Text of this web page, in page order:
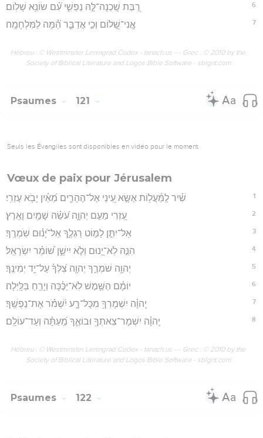
6 רַ֭בַּת שָֽׁכְנָה־לָּ֣הּ נַפְשִׁ֑י עִ֝֗ם שׂוֹנֵ֥א שָׁלֽוֹם׃
7 אֲ‍ֽנִי־שָׁ֭לוֹם וְכִ֣י אֲדַבֵּ֑ר הֵ֝֗מָּה לַמִּלְחָמָֽה׃
Hébreu : © Westminster Leningrad Codex - tanach.us --- Grec : © 2010 by the
Society of Biblical Literature and Logos Bible Software - sblgnt.com
Psaumes 121
Seuls les Évangiles sont disponibles en vidéo pour le moment.
Vœux de paix pour Jérusalem
1 שִׁ֗יר לַֽמַּ֫עֲל֥וֹת אֶשָּׂ֣א עֵ֭ינַי אֶל־הֶהָרִ֑ים מֵ֝אַ֗יִן יָבֹ֥א עֶזְרִֽי׃
2 עֶ֭זְרִי מֵעִ֣ם יְהוָ֑ה עֹ֝שֵׂ֗ה שָׁמַ֥יִם וָאָֽרֶץ׃
3 אַל־יִתֵּ֣ן לַמּ֣וֹט רַגְלֶ֑ךָ אַל־יָ֝נ֗וּם שֹֽׁמְרֶֽךָ׃
4 הִנֵּ֣ה לֹֽא־יָ֭נוּם וְלֹ֣א יִישָׁ֑ן שׁ֝וֹמֵ֗ר יִשְׂרָאֵֽל׃
5 יְהוָ֥ה שֹׁמְרֶ֑ךָ יְהוָ֥ה צִ֝לְּךָ֗ עַל־יַ֥ד יְמִינֶֽךָ׃
6 יוֹמָ֗ם הַשֶּׁ֥מֶשׁ לֹֽא־יַכֶּ֗כָּה וְיָרֵ֥חַ בַּלָּֽיְלָה׃
7 יְֽהוָ֗ה יִשְׁמָרְךָ֥ מִכָּל־רָ֑ע יִ֝שְׁמֹ֗ר אֶת־נַפְשֶֽׁךָ׃
8 יְֽהוָ֗ה יִשְׁמָר־צֵאתְךָ֥ וּבוֹאֶ֑ךָ מֵֽ֝עַתָּ֗ה וְעַד־עוֹלָֽם׃
Hébreu : © Westminster Leningrad Codex - tanach.us --- Grec : © 2010 by the
Society of Biblical Literature and Logos Bible Software - sblgnt.com
Psaumes 122